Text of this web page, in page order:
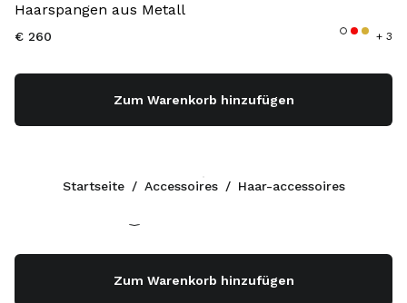
Haarspangen aus Metall
€ 260 + 3
Zum Warenkorb hinzufügen
Lavendelblau
Zum Warenkorb hinzufügen
Startseite / Accessoires / Haar-accessoires